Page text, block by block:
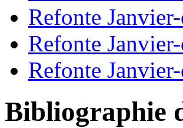
Refonte
Refonte
Refonte
Bibliographie